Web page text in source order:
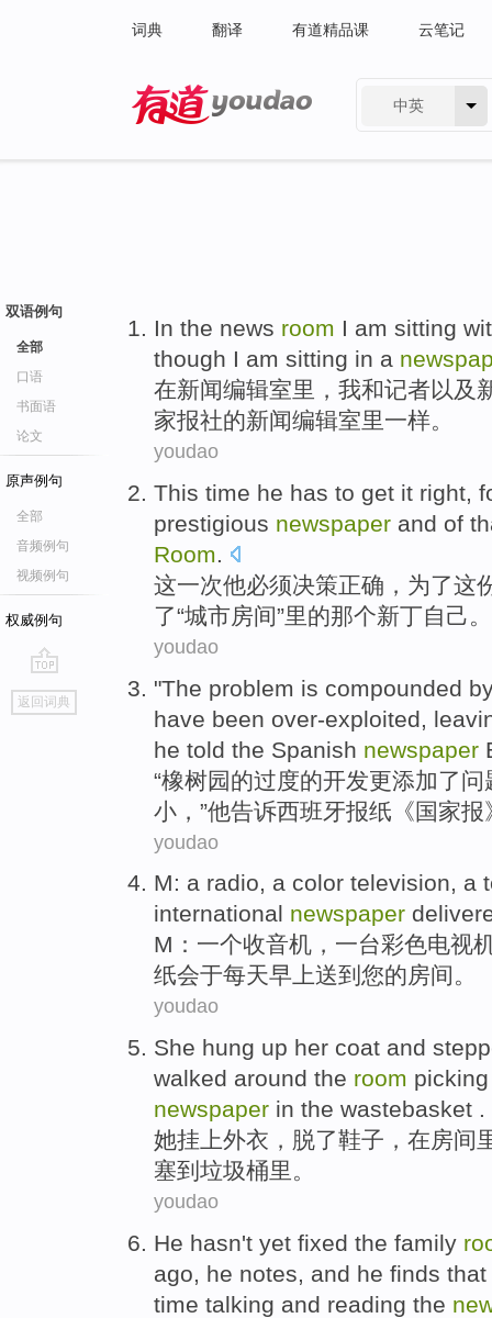
词典 翻译 有道精品课 云笔记
中英
双语例句
全部
口语
书面语
论文
原声例句
全部
音频例句
视频例句
权威例句
go
top
返回词典
In the news room I am sitting
though I am sitting in a
在新闻编辑室里， 我和记者以及
家报社的新闻编辑室里一样。
youdao
This time he has to get it right,
prestigious newspaper and of
Room.
这一次他必须决策正确 ， 为了这
了“城市房间”里的那个新丁自己。
youdao
"The problem is compounded
have been over-exploited
he told the Spanish newspaper
“橡树园的过度的开发更添加了问
小 ，”他告诉西班牙报纸 《国家报
youdao
M: a radio, a color television, a
international newspaper
M ： 一个收音机 ，一台彩色电视
纸会于每天早上送到 您的房间。
youdao
She hung up her coat and
walked around the room
newspaper in the wastebasket .
她挂上外衣 ，脱了鞋子 ，在房间
塞到垃圾桶里。
youdao
He hasn't yet fixed the family
ago, he notes, and he finds that
time talking and reading the